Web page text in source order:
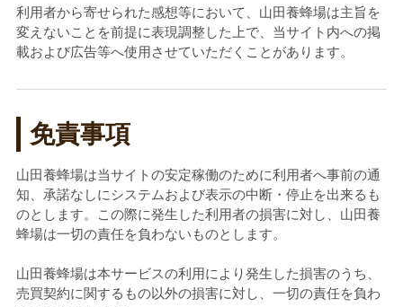
利用者から寄せられた感想等において、山田養蜂場は主旨を
変えないことを前提に表現調整した上で、当サイト内への掲
載および広告等へ使用させていただくことがあります。
免責事項
山田養蜂場は当サイトの安定稼働のために利用者へ事前の通
知、承諾なしにシステムおよび表示の中断・停止を出来るも
のとします。この際に発生した利用者の損害に対し、山田養
蜂場は一切の責任を負わないものとします。
山田養蜂場は本サービスの利用により発生した損害のうち、
売買契約に関するもの以外の損害に対し、一切の責任を負わ